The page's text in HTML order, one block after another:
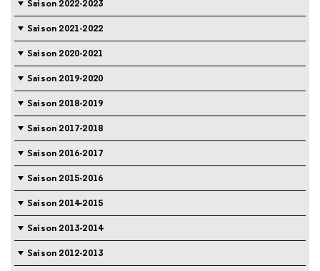
Saison 2022-2023
Saison 2021-2022
Saison 2020-2021
Saison 2019-2020
Saison 2018-2019
Saison 2017-2018
Saison 2016-2017
Saison 2015-2016
Saison 2014-2015
Saison 2013-2014
Saison 2012-2013